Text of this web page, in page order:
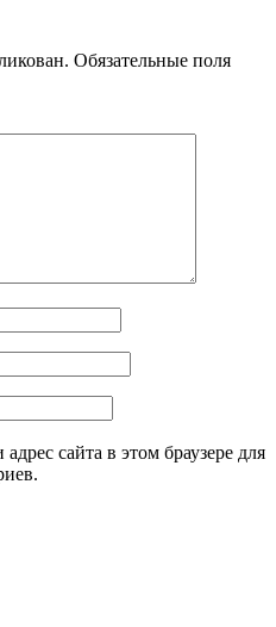
Обязательные поля
сайта в этом браузере для